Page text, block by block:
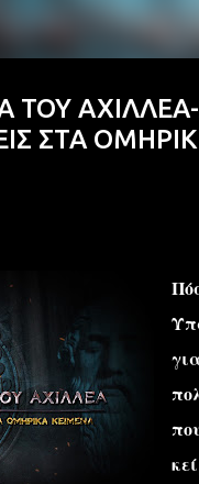
''ΜΑΓΕΜΕΝΕΣ'' /
ΤΟΥ
ΣΤΑ